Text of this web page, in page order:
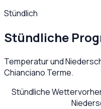
Stündlich
Stündliche
Temperatur und
Chianciano Terme.
Stündliche